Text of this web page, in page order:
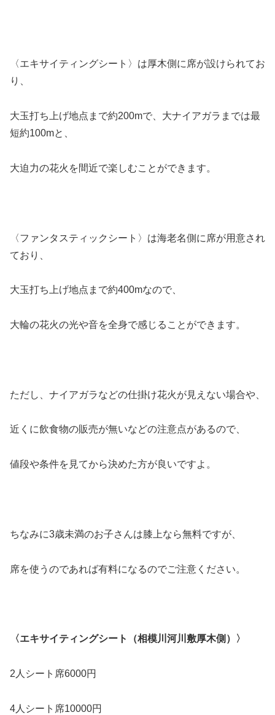
〈エキサイティングシート〉は厚木側に席が設けられてお
り、
大玉打ち上げ地点まで約200mで、大ナイアガラまでは最
短約100mと、
大迫力の花火を間近で楽しむことができます。
〈ファンタスティックシート〉は海老名側に席が用意され
ており、
大玉打ち上げ地点まで約400mなので、
大輪の花火の光や音を全身で感じることができます。
ただし、ナイアガラなどの仕掛け花火が見えない場合や、
近くに飲食物の販売が無いなどの注意点があるので、
値段や条件を見てから決めた方が良いですよ。
ちなみに3歳未満のお子さんは膝上なら無料ですが、
席を使うのであれば有料になるのでご注意ください。
〈エキサイティングシート（相模川河川敷厚木側）〉
2人シート席6000円
4人シート席10000円